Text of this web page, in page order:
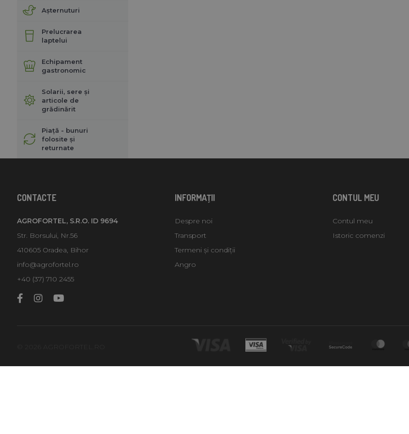
Așternuturi
Prelucrarea
laptelui
Echipament
gastronomic
Solarii, sere și
articole de
grădinărit
Piață - bunuri
folosite și
returnate
CONTACTE
AGROFORTEL, S.R.O. ID 9694
Str. Borsului, Nr.56
410605 Oradea, Bihor
info@agrofortel.ro
+40 (37) 710 2455
INFORMAŢII
Despre noi
Transport
Termeni și condiții
Angro
CONTUL MEU
Contul meu
Istoric comenzi